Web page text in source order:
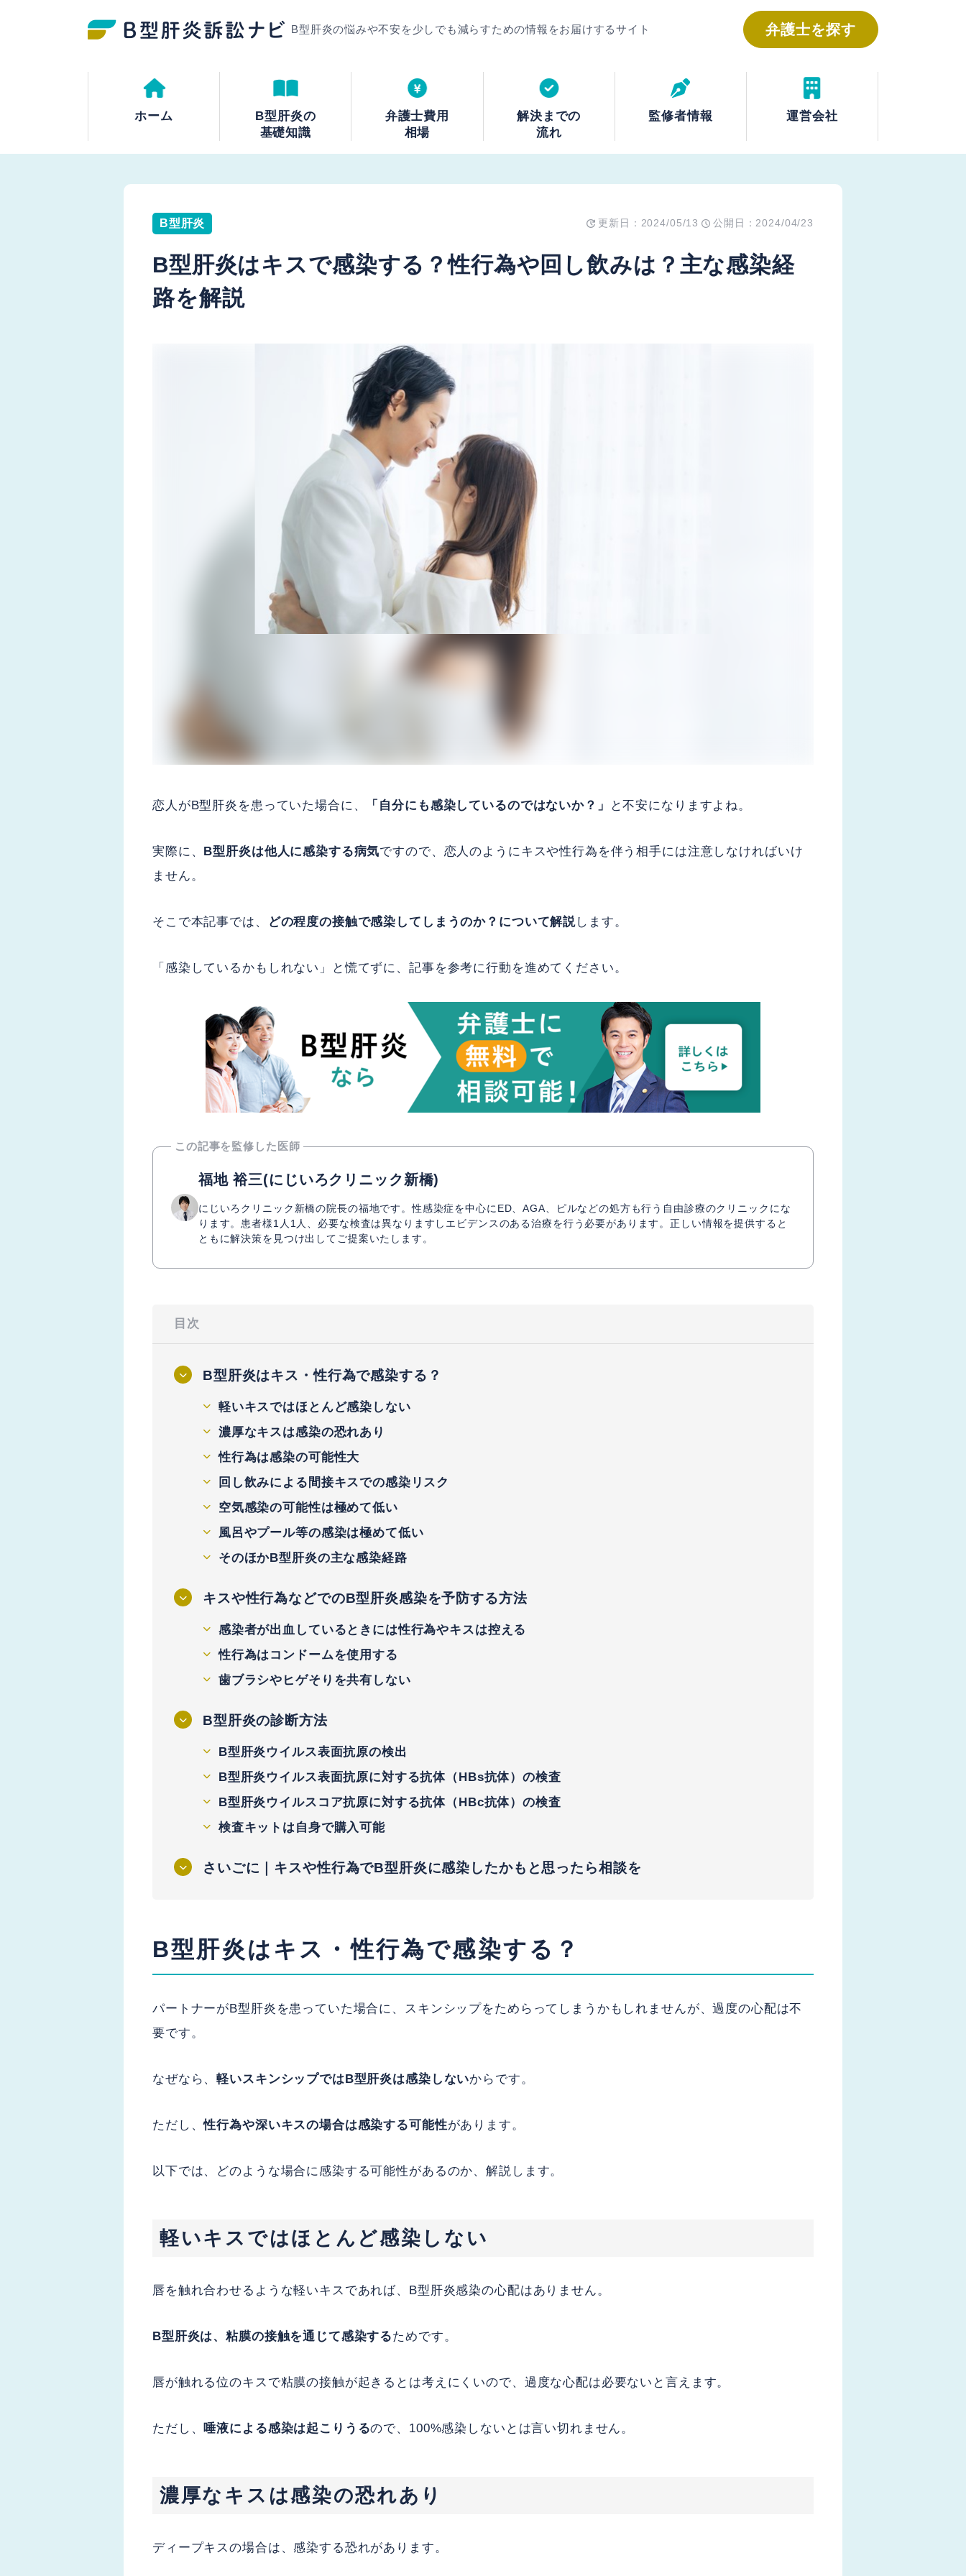
B型肝炎の悩みや不安を少しでも減らすための情報をお届けするサイト 弁護士を探す
ホーム
B型肝炎の
基礎知識
弁護士費用
相場
解決までの
流れ
監修者情報 運営会社
B型肝炎 更新日：2024/05/13 公開日：2024/04/23
B型肝炎はキスで感染する？性行為や回し飲みは？主な感染経
路を解説
恋人がB型肝炎を患っていた場合に、 「自分にも感染しているのではないか？」 と不安になりますよね。
実際に、 B型肝炎は他人に感染する病気ですので、恋人のようにキスや性行為を伴う相手には注意しなければいけ
ません。
そこで本記事では、 どの程度の接触で感染してしまうのか？について解説します。
「感染しているかもしれない」と慌てずに、記事を参考に行動を進めてください。
この記事を監修した医師
福地 裕三(にじいろクリニック新橋)
にじいろクリニック新橋の院長の福地です。性感染症を中心にED、AGA、ピルなどの処方も行う自由診療のクリニックにな
ります。患者様1人1人、必要な検査は異なりますしエビデンスのある治療を行う必要があります。正しい情報を提供すると
ともに解決策を見つけ出してご提案いたします。
目次
B型肝炎はキス・性行為で感染する？
軽いキスではほとんど感染しない
濃厚なキスは感染の恐れあり
性行為は感染の可能性大
回し飲みによる間接キスでの感染リスク
空気感染の可能性は極めて低い
風呂やプール等の感染は極めて低い
そのほかB型肝炎の主な感染経路
キスや性行為などでのB型肝炎感染を予防する方法
感染者が出血しているときには性行為やキスは控える
性行為はコンドームを使用する
歯ブラシやヒゲそりを共有しない
B型肝炎の診断方法
B型肝炎ウイルス表面抗原の検出
B型肝炎ウイルス表面抗原に対する抗体（HBs抗体）の検査
B型肝炎ウイルスコア抗原に対する抗体（HBc抗体）の検査
検査キットは自身で購入可能
さいごに｜キスや性行為でB型肝炎に感染したかもと思ったら相談を
B型肝炎はキス・性行為で感染する？
パートナーがB型肝炎を患っていた場合に、スキンシップをためらってしまうかもしれませんが、過度の心配は不
要です。
なぜなら、軽いスキンシップではB型肝炎は感染しないからです。
ただし、性行為や深いキスの場合は感染する可能性があります。
以下では、どのような場合に感染する可能性があるのか、解説します。
軽いキスではほとんど感染しない
唇を触れ合わせるような軽いキスであれば、B型肝炎感染の心配はありません。
B型肝炎は、粘膜の接触を通じて感染するためです。
唇が触れる位のキスで粘膜の接触が起きるとは考えにくいので、過度な心配は必要ないと言えます。
ただし、唾液による感染は起こりうるので、100%感染しないとは言い切れません。
濃厚なキスは感染の恐れあり
ディープキスの場合は、感染する恐れがあります。